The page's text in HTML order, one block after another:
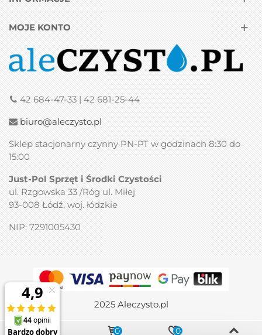
MOJE KONTO
42 684-47-33 | 42 681-25-44
biuro@aleczysto.pl
Sklep stacjonarny czynny PN-PT w godzinach 8:30 do
15:00
Just-Pol Sprzęt i Środki Czystości
ul. Rzgowska 33 /Róg ul. Miłej
93-008 Łódź, woj. łódzkie
NIP: 7291005430
2025 Aleczysto.pl
0 0